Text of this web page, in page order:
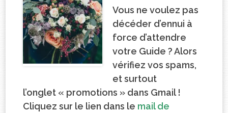
Vous ne voulez pas
décéder d’ennui à
force d’attendre
votre Guide ? Alors
vérifiez vos spams,
et surtout
l’onglet « promotions » dans Gmail !
Cliquez sur le lien dans le mail de